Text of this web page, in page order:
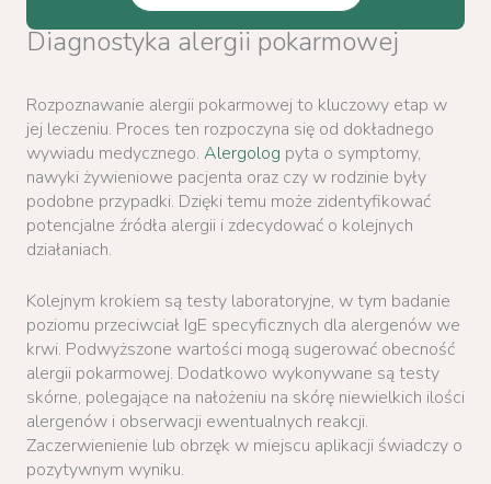
Diagnostyka alergii pokarmowej
Rozpoznawanie alergii pokarmowej to kluczowy etap w
jej leczeniu. Proces ten rozpoczyna się od dokładnego
wywiadu medycznego. Alergolog pyta o symptomy,
nawyki żywieniowe pacjenta oraz czy w rodzinie były
podobne przypadki. Dzięki temu może zidentyfikować
potencjalne źródła alergii i zdecydować o kolejnych
działaniach.
Kolejnym krokiem są testy laboratoryjne, w tym badanie
poziomu przeciwciał IgE specyficznych dla alergenów we
krwi. Podwyższone wartości mogą sugerować obecność
alergii pokarmowej. Dodatkowo wykonywane są testy
skórne, polegające na nałożeniu na skórę niewielkich ilości
alergenów i obserwacji ewentualnych reakcji.
Zaczerwienienie lub obrzęk w miejscu aplikacji świadczy o
pozytywnym wyniku.